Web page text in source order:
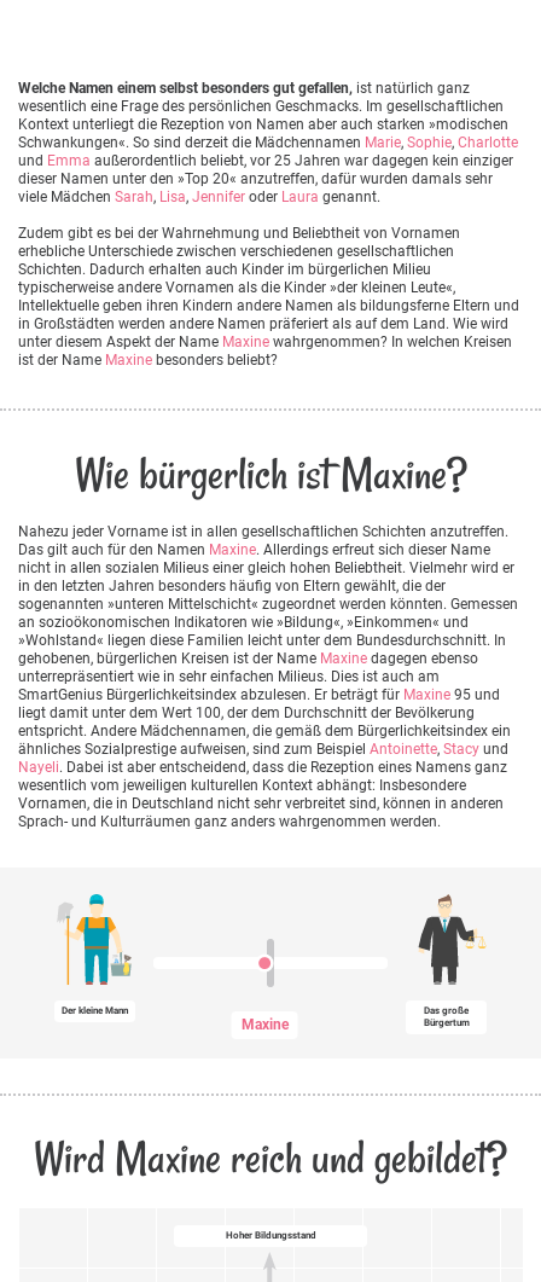
Welche Namen einem selbst besonders gut gefallen, ist natürlich ganz
wesentlich eine Frage des persönlichen Geschmacks. Im gesellschaftlichen
Kontext unterliegt die Rezeption von Namen aber auch starken »modischen
Schwankungen«. So sind derzeit die Mädchennamen Marie, Sophie, Charlotte
und Emma außerordentlich beliebt, vor 25 Jahren war dagegen kein einziger
dieser Namen unter den »Top 20« anzutreffen, dafür wurden damals sehr
viele Mädchen Sarah, Lisa, Jennifer oder Laura genannt.
Zudem gibt es bei der Wahrnehmung und Beliebtheit von Vornamen
erhebliche Unterschiede zwischen verschiedenen gesellschaftlichen
Schichten. Dadurch erhalten auch Kinder im bürgerlichen Milieu
typischerweise andere Vornamen als die Kinder »der kleinen Leute«,
Intellektuelle geben ihren Kindern andere Namen als bildungsferne Eltern und
in Großstädten werden andere Namen präferiert als auf dem Land. Wie wird
unter diesem Aspekt der Name Maxine wahrgenommen? In welchen Kreisen
ist der Name Maxine besonders beliebt?
Wie bürgerlich ist Maxine?
Nahezu jeder Vorname ist in allen gesellschaftlichen Schichten anzutreffen.
Das gilt auch für den Namen Maxine. Allerdings erfreut sich dieser Name
nicht in allen sozialen Milieus einer gleich hohen Beliebtheit. Vielmehr wird er
in den letzten Jahren besonders häufig von Eltern gewählt, die der
sogenannten »unteren Mittelschicht« zugeordnet werden könnten. Gemessen
an sozioökonomischen Indikatoren wie »Bildung«, »Einkommen« und
»Wohlstand« liegen diese Familien leicht unter dem Bundesdurchschnitt. In
gehobenen, bürgerlichen Kreisen ist der Name Maxine dagegen ebenso
unterrepräsentiert wie in sehr einfachen Milieus. Dies ist auch am
SmartGenius Bürgerlichkeitsindex abzulesen. Er beträgt für Maxine 95 und
liegt damit unter dem Wert 100, der dem Durchschnitt der Bevölkerung
entspricht. Andere Mädchennamen, die gemäß dem Bürgerlichkeitsindex ein
ähnliches Sozialprestige aufweisen, sind zum Beispiel Antoinette, Stacy und
Nayeli. Dabei ist aber entscheidend, dass die Rezeption eines Namens ganz
wesentlich vom jeweiligen kulturellen Kontext abhängt: Insbesondere
Vornamen, die in Deutschland nicht sehr verbreitet sind, können in anderen
Sprach- und Kulturräumen ganz anders wahrgenommen werden.
Der kleine Mann
Maxine
Das große
Bürgertum
Wird Maxine reich und gebildet?
Hoher Bildungsstand